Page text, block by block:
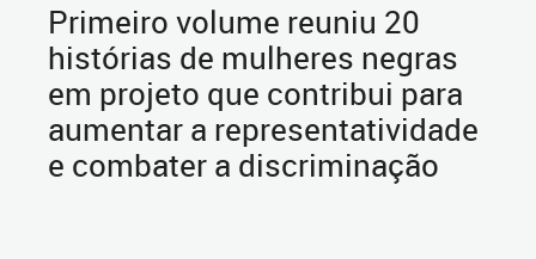
Primeiro volume reuniu 20
histórias de mulheres negras
em projeto que contribui para
aumentar a representatividade
e combater a discriminação